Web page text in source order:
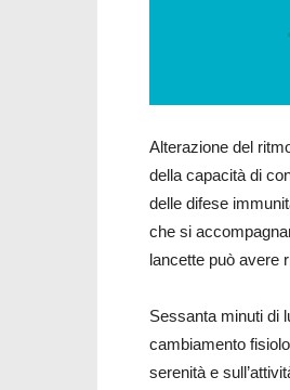
Alterazione del
della capacità di
delle difese
che si
lancette può avere
Sessanta minuti di
cambiamento
serenità e